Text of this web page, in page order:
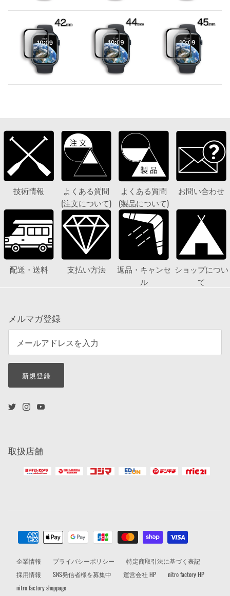
技術情報
よくある質問
(注文について)
よくある質問
(製品について)
お問い合わせ
配送・送料 支払い方法
返品・キャンセ
ル
ショップについ
て
メルマガ登録
新規登録
取扱店舗
企業情報 プライバシーポリシー
特定商取引法に基づく表記
採用情報
SNS発信者様を募集中 運営会社 HP
nitro factory HP
nitro factory shoppage